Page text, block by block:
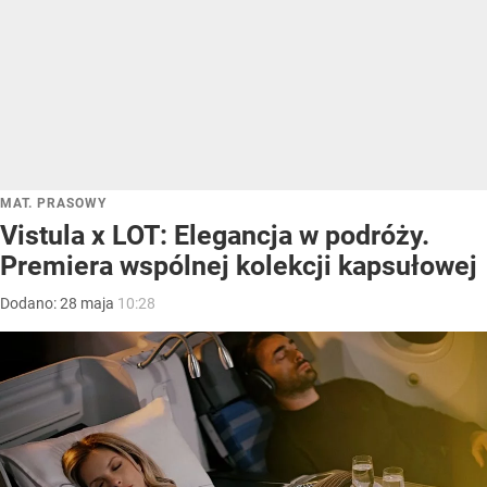
MAT. PRASOWY
Vistula x LOT: Elegancja w podróży.
Premiera wspólnej kolekcji kapsułowej
Dodano:28 maja 10:28